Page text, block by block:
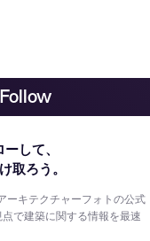
して、
取ろう。
ーキテクチャーフォトの公式
で建築に関する情報を最速